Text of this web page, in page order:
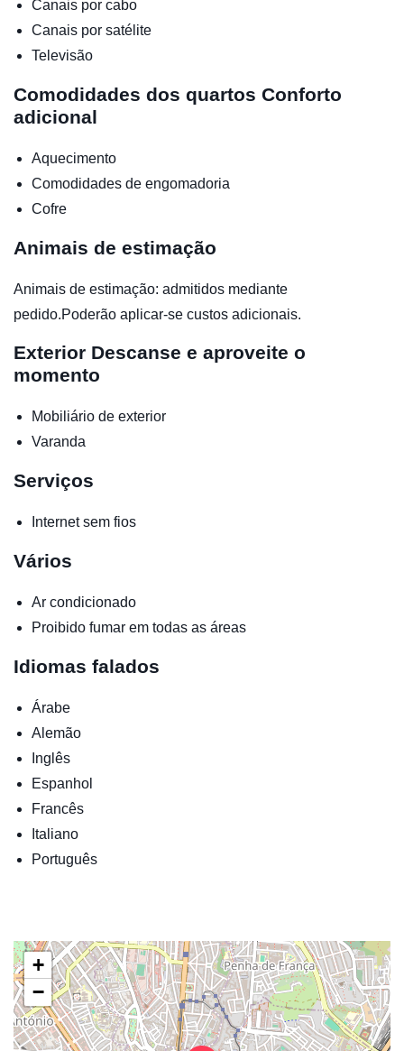
Canais por cabo
Canais por satélite
Televisão
Comodidades dos quartos Conforto
adicional
Aquecimento
Comodidades de engomadoria
Cofre
Animais de estimação
Animais de estimação: admitidos mediante
pedido.Poderão aplicar-se custos adicionais.
Exterior Descanse e aproveite o
momento
Mobiliário de exterior
Varanda
Serviços
Internet sem fios
Vários
Ar condicionado
Proibido fumar em todas as áreas
Idiomas falados
Árabe
Alemão
Inglês
Espanhol
Francês
Italiano
Português
+
−